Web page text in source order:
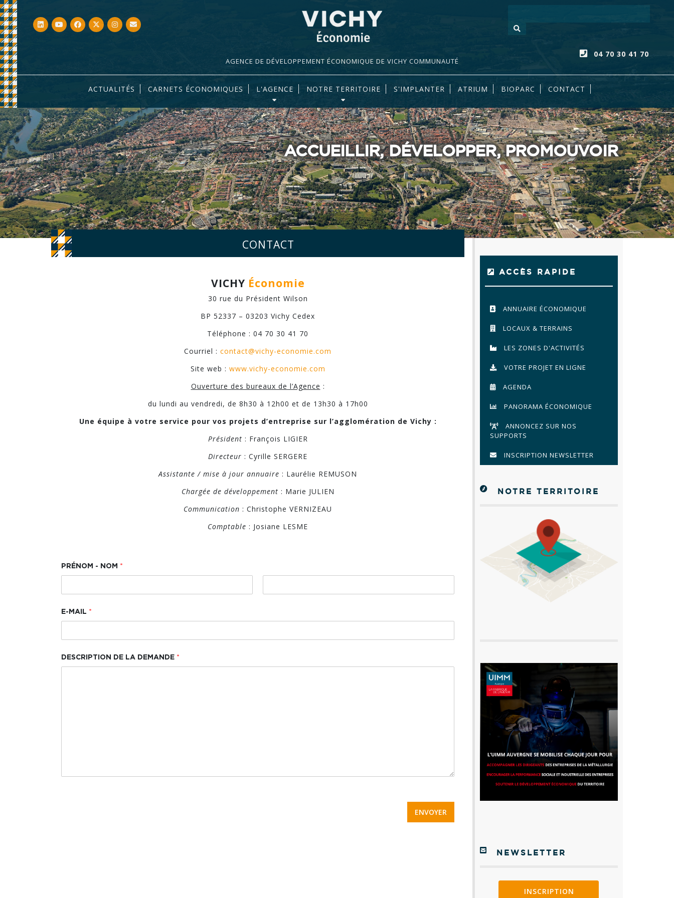
AGENCE DE DÉVELOPPEMENT ÉCONOMIQUE DE VICHY COMMUNAUTÉ
Votre
04 70 30 41 70
ACTUALITÉS CARNETS ÉCONOMIQUES L'AGENCE NOTRE TERRITOIRE S'IMPLANTER ATRIUM BIOPARC CONTACT
ACCUEILLIR, DÉVELOPPER, PROMOUVOIR
CONTACT
VICHY Économie
30 rue du Président Wilson
BP 52337 – 03203 Vichy Cedex
Téléphone : 04 70 30 41 70
Courriel : contact@vichy-economie.com
Site web : www.vichy-economie.com
Ouverture des bureaux de l’Agence :
du lundi au vendredi, de 8h30 à 12h00 et de 13h30 à 17h00
Une équipe à votre service pour vos projets d’entreprise sur l’agglomération de Vichy :
Président : François LIGIER
Directeur : Cyrille SERGERE
Assistante / mise à jour annuaire : Laurélie REMUSON
Chargée de développement : Marie JULIEN
Communication : Christophe VERNIZEAU
Comptable : Josiane LESME
PRÉNOM - NOM *
R
E-MAIL *
DESCRIPTION DE LA DEMANDE *
ENVOYER
ACCÈS RAPIDE
ANNUAIRE ÉCONOMIQUE
LOCAUX & TERRAINS
LES ZONES D'ACTIVITÉS
VOTRE PROJET EN LIGNE
AGENDA
PANORAMA ÉCONOMIQUE
ANNONCEZ SUR NOS
SUPPORTS
INSCRIPTION NEWSLETTER
NOTRE TERRITOIRE
NEWSLETTER
INSCRIPTION